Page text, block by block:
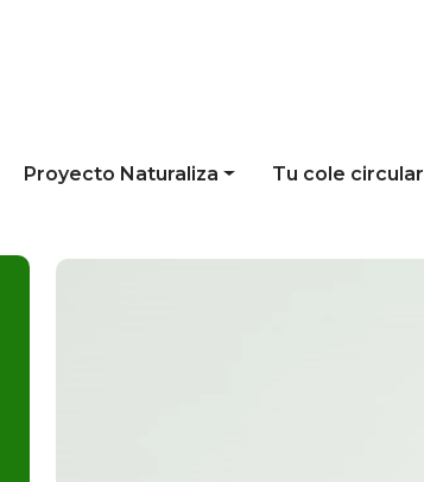
Proyecto Naturaliza Tu cole circular